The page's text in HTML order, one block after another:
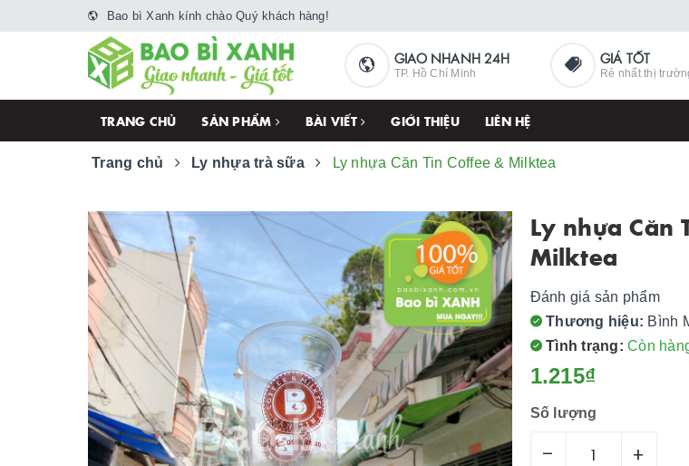
Bao bì Xanh kính chào Quý khách hàng!
GIAO NHANH 24H
TP. Hồ Chí Minh
GIÁ TỐT
Rẻ nhất thị
TRANG CHỦ SẢN PHẨM BÀI VIẾT GIỚI THIỆU LIÊN HỆ
Trang chủ Ly nhựa trà sữa Ly nhựa Căn Tin Coffee & Milktea
Ly nhựa Căn
Milktea
Đánh giá sản phẩm
Thương hiệu: Bình
Tình trạng: Còn
1.215₫
Số lượng
– +